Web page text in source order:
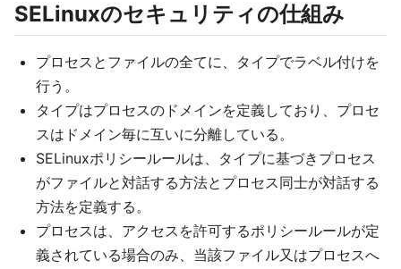
SELinuxのセキュリティの仕組み
プロセスとファイルの全てに、タイプでラベル付けを
行う。
タイプはプロセスのドメインを定義しており、プロセ
スはドメイン毎に互いに分離している。
SELinuxポリシールールは、タイプに基づきプロセス
がファイルと対話する方法とプロセス同士が対話する
方法を定義する。
プロセスは、アクセスを許可するポリシールールが定
義されている場合のみ、当該ファイル又はプロセスへ